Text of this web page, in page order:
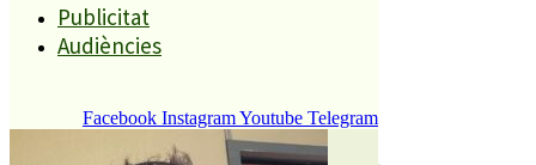
Publicitat
Audiències
Facebook InstagramYoutube Telegram
REDACCIÓ